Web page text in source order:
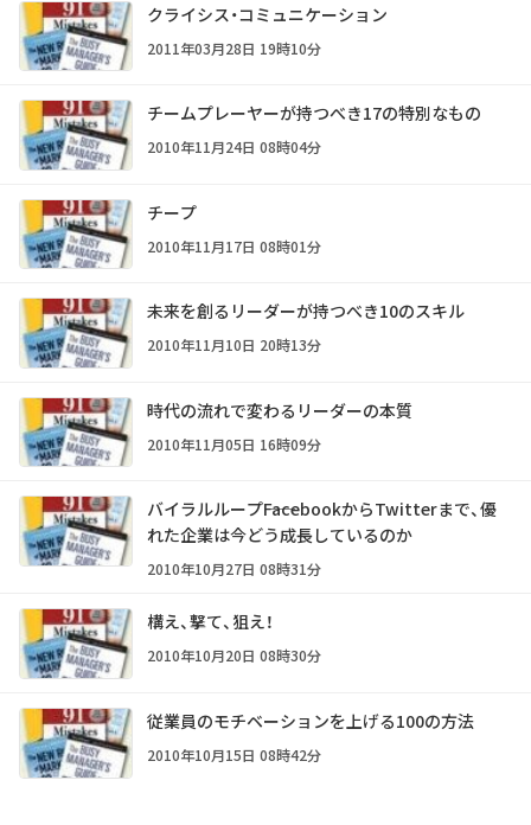
クライシス・コミュニケーション
2011年03月28日 19時10分
チームプレーヤーが持つべき17の特別なもの
2010年11月24日 08時04分
チープ
2010年11月17日 08時01分
未来を創るリーダーが持つべき10のスキル
2010年11月10日 20時13分
時代の流れで変わるリーダーの本質
2010年11月05日 16時09分
バイラルループ――FacebookからTwitterまで、優
れた企業は今どう成長しているのか
2010年10月27日 08時31分
構え、撃て、狙え！
2010年10月20日 08時30分
従業員のモチベーションを上げる100の方法
2010年10月15日 08時42分